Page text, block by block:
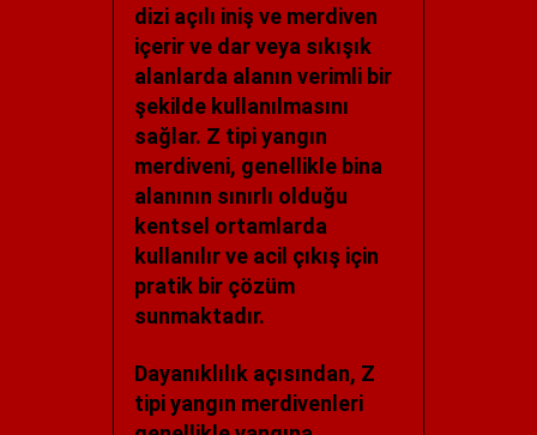
dizi açılı iniş ve merdiven
içerir ve dar veya sıkışık
alanlarda alanın verimli bir
şekilde kullanılmasını
sağlar. Z tipi yangın
merdiveni, genellikle bina
alanının sınırlı olduğu
kentsel ortamlarda
kullanılır ve acil çıkış için
pratik bir çözüm
sunmaktadır.
Dayanıklılık açısından, Z
tipi yangın merdivenleri